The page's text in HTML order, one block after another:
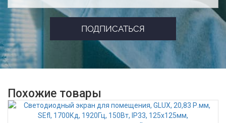
Похожие товары